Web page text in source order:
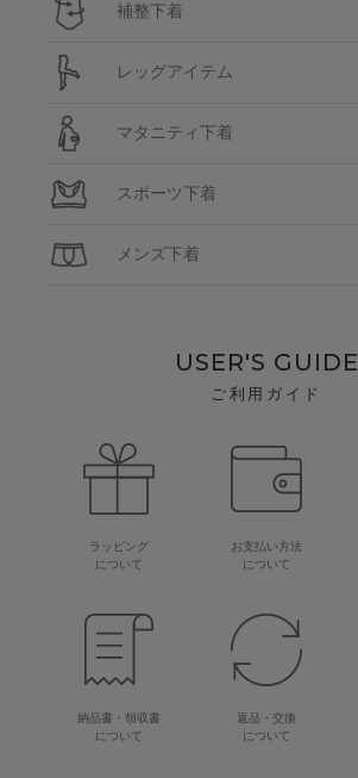
補整下着
レッグアイテム
マタニティ下着
スポーツ下着
メンズ下着
USER'S GUIDE
ご利用ガイド
ラッピング
について
お支払い方法
について
納品書・領収書
について
返品・交換
について